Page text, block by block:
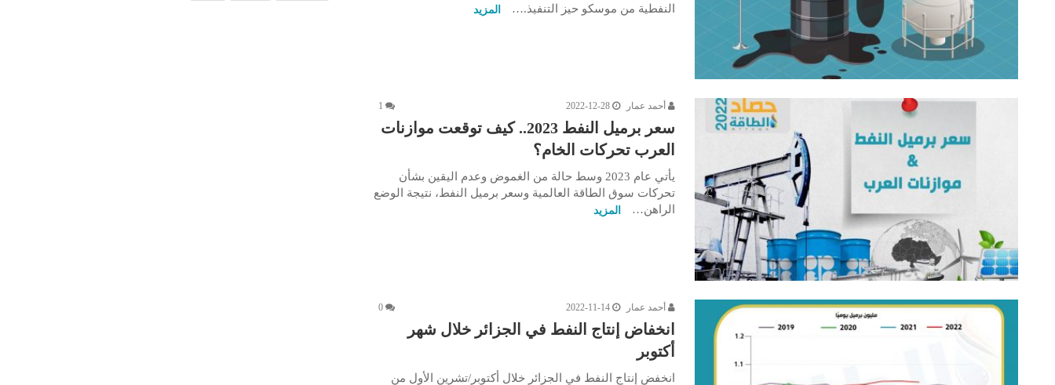
النفطية من موسكو حيز التنفيذ.…
المزيد
أحمد عمار 2022-12-28
1
سعر برميل النفط 2023.. كيف توقعت موازنات
العرب تحركات الخام؟
يأتي عام 2023 وسط حالة من الغموض وعدم اليقين بشأن
تحركات سوق الطاقة العالمية وسعر برميل النفط، نتيجة الوضع
الراهن…
المزيد
أحمد عمار 2022-11-14
0
انخفاض إنتاج النفط في الجزائر خلال شهر
أكتوبر
انخفض إنتاج النفط في الجزائر خلال أكتوبر/تشرين الأول من